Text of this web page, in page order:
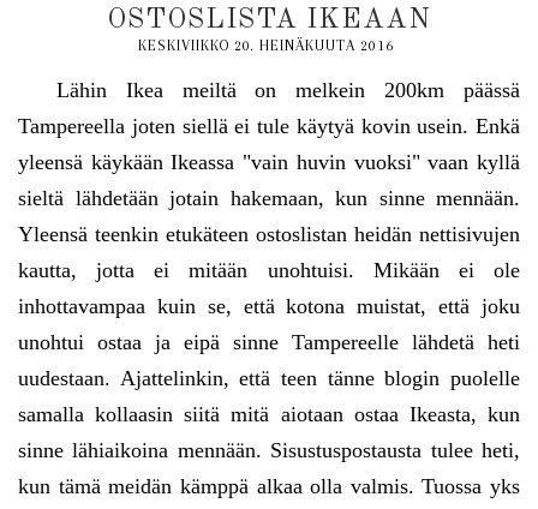
OSTOSLISTA IKEAAN
KESKIVIIKKO 20. HEINÄKUUTA 2016
Lähin Ikea meiltä on melkein 200km päässä
Tampereella joten siellä ei tule käytyä kovin usein. Enkä
yleensä käykään Ikeassa "vain huvin vuoksi" vaan kyllä
sieltä lähdetään jotain hakemaan, kun sinne mennään.
Yleensä teenkin etukäteen ostoslistan heidän nettisivujen
kautta, jotta ei mitään unohtuisi. Mikään ei ole
inhottavampaa kuin se, että kotona muistat, että joku
unohtui ostaa ja eipä sinne Tampereelle lähdetä heti
uudestaan. Ajattelinkin, että teen tänne blogin puolelle
samalla kollaasin siitä mitä aiotaan ostaa Ikeasta, kun
sinne lähiaikoina mennään. Sisustuspostausta tulee heti,
kun tämä meidän kämppä alkaa olla valmis. Tuossa yks